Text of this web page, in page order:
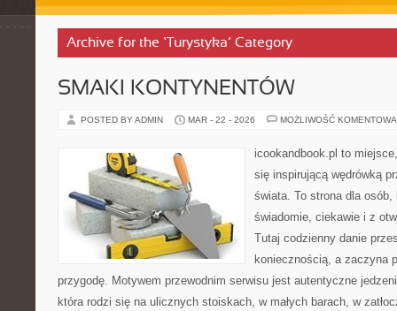
Archive for the ‘Turystyka’ Category
SMAKI KONTYNENTÓW
POSTED BY ADMIN MAR - 22 - 2026 MOŻLIWOŚĆ
icookandbook.pl to
się inspirującą wędrówką
świata. To strona dla
świadomie, ciekawie i z
Tutaj codzienny danie
koniecznością, a zaczyna
przygodę. Motywem przewodnim serwisu jest autentyczne
która rodzi się na ulicznych stoiskach, w małych barach, w